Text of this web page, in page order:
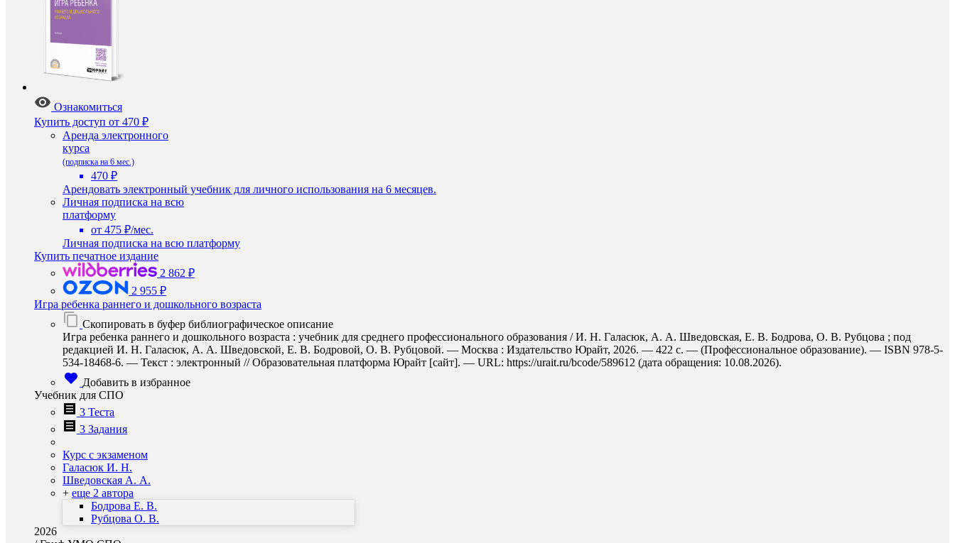
Ознакомиться
Купить доступ от 470 ₽
Аренда электронного
курса
(подписка на 6 мес.)
470 ₽
Арендовать электронный учебник для личного использования на 6 месяцев.
Личная подписка на всю
платформу
от 475 ₽/мес.
Личная подписка на всю платформу
Купить печатное издание
2 862 ₽
2 955 ₽
Игра ребенка раннего и дошкольного возраста
Скопировать в буфер библиографическое описание
Игра ребенка раннего и дошкольного возраста : учебник для среднего профессионального образования / И. Н. Галасюк, А. А. Шведовская, Е. В. Бодрова, О. В. Рубцова ; под
редакцией И. Н. Галасюк, А. А. Шведовской, Е. В. Бодровой, О. В. Рубцовой. — Москва : Издательство Юрайт, 2026. — 422 с. — (Профессиональное образование). — ISBN 978-5-
534-18468-6. — Текст : электронный // Образовательная платформа Юрайт [сайт]. — URL: https://urait.ru/bcode/589612 (дата обращения: 10.08.2026).
Добавить в избранное
Учебник для СПО
3 Теста
3 Задания
Курс с экзаменом
Галасюк И. Н.
Шведовская А. А.
+ еще 2 автора
Бодрова Е. В.
Рубцова О. В.
2026